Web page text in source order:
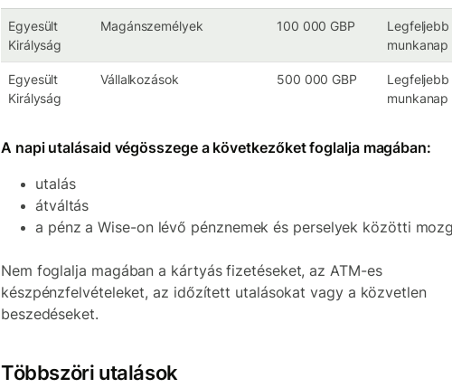
Egyesült
Királyság
Magánszemélyek 100 000 GBP
munkanap
Egyesült
Királyság
Vállalkozások 500 000 GBP
munkanap
A napi utalásaid végösszege a következőket foglalja magában:
utalás
átváltás
a pénz a Wise-on lévő pénznemek és perselyek közötti
Nem foglalja magában a kártyás fizetéseket, az ATM-es
készpénzfelvételeket, az időzített utalásokat vagy a közvetlen
beszedéseket.
Többszöri utalások